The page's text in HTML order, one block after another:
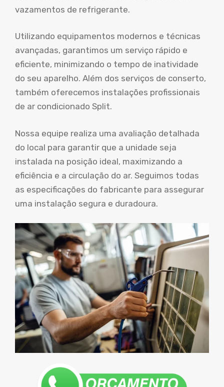
vazamentos de refrigerante.
Utilizando equipamentos modernos e técnicas
avançadas, garantimos um serviço rápido e
eficiente, minimizando o tempo de inatividade
do seu aparelho. Além dos serviços de conserto,
também oferecemos instalações profissionais
de ar condicionado Split.
Nossa equipe realiza uma avaliação detalhada
do local para garantir que a unidade seja
instalada na posição ideal, maximizando a
eficiência e a circulação do ar. Seguimos todas
as especificações do fabricante para assegurar
uma instalação segura e duradoura.